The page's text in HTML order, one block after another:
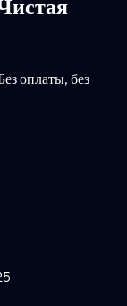
оплаты, без